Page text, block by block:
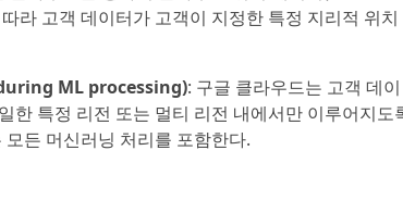
라 고객 데이터가 고객이 지정한 특정 지리적 위치
ML processing): 구글 클라우드는 고객 데이
한 특정 리전 또는 멀티 리전 내에서만 이루어지도
든 머신러닝 처리를 포함한다.